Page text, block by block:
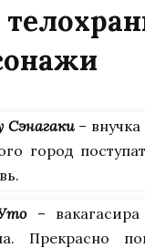
Сэнагаки– внучка
город
–
Прекрасно